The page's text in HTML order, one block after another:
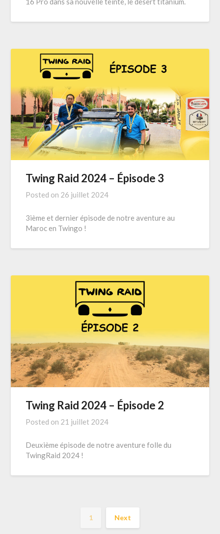
Twing Raid 2024 – Épisode 3
Posted on 26 juillet 2024
3ième et dernier épisode de notre aventure au
Maroc en Twingo !
Twing Raid 2024 – Épisode 2
Posted on 21 juillet 2024
Deuxième épisode de notre aventure folle du
TwingRaid 2024 !
1 Next